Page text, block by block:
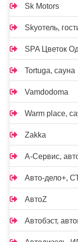
Sk Motors
Skyотель,
SPA Цветок
Tortuga, сауна
Vamdodoma
Warm place,
Zakka
А-Сервис,
Авто-дело+,
АвтоZ
Автобэст,